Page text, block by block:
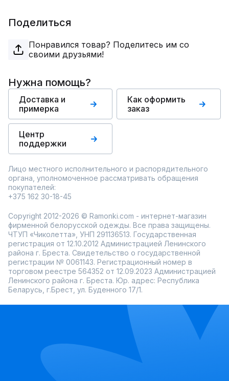
Поделиться
Понравился товар? Поделитесь им со
своими друзьями!
Нужна помощь?
Доставка и
примерка
Как оформить
заказ
Центр
поддержки
Лицо местного исполнительного и распорядительного
органа, уполномоченное рассматривать обращения
покупателей:
+375 162 30-18-45
Copyright 2012-2026 © Ramonki.com - интернет-магазин
фирменной белорусской одежды. Все права защищены.
ЧТУП «Чиколетта», УНП 291136513. Государственная
регистрация от 12.10.2012 Администрацией Ленинского
района г. Бреста. Свидетельство о государственной
регистрации № 0061143. Регистрационный номер в
торговом реестре 564352 от 12.09.2023 Администрацией
Ленинского района г. Бреста. Юр. адрес: Республика
Беларусь, г.Брест, ул. Буденного 17/1.